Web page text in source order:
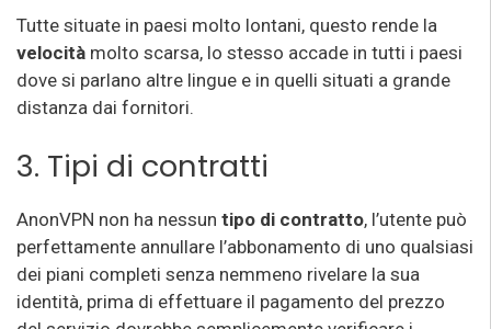
Tutte situate in paesi molto lontani, questo rende la
velocità molto scarsa, lo stesso accade in tutti i paesi
dove si parlano altre lingue e in quelli situati a grande
distanza dai fornitori.
3. Tipi di contratti
AnonVPN non ha nessun tipo di contratto, l’utente può
perfettamente annullare l’abbonamento di uno qualsiasi
dei piani completi senza nemmeno rivelare la sua
identità, prima di effettuare il pagamento del prezzo